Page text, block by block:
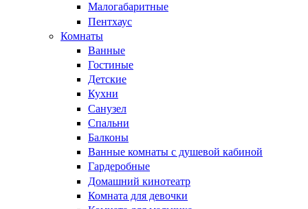
Малогабаритные
Пентхаус
Комнаты
Ванные
Гостиные
Детские
Кухни
Санузел
Спальни
Балконы
Ванные комнаты с душевой кабиной
Гардеробные
Домашний кинотеатр
Комната для девочки